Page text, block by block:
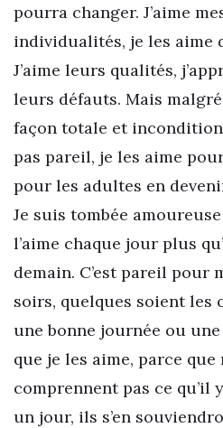
pourra changer. J’aime
individualités, je les aime
J’aime leurs qualités,
leurs défauts. Mais
façon totale et
pas pareil, je les aime
pour les adultes en
Je suis tombée
l’aime chaque jour plus
demain. C’est pareil pour
soirs, quelques soient les
une bonne journée ou
que je les aime, parce que
comprennent pas ce qu’il
un jour, ils s’en